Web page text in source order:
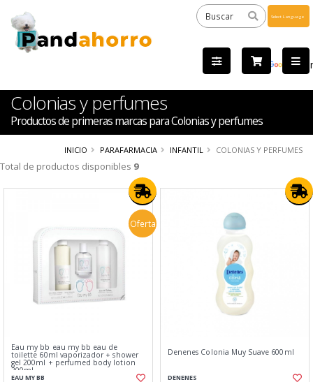
by
Colonias y perfumes
Productos de primeras marcas para Colonias y perfumes
INICIO PARAFARMACIA INFANTIL COLONIAS Y PERFUMES
Total de productos disponibles 9
Oferta
Eau my bb eau my bb eau de
toilette 60ml vaporizador + shower
gel 200ml + perfumed body lotion
200ml
EAU MY BB
Denenes Colonia Muy Suave 600ml
DENENES